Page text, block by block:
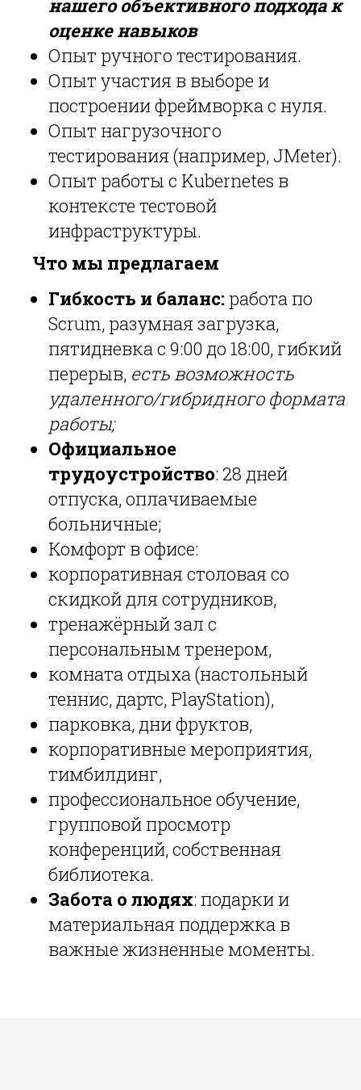
нашего объективного подхода к
оценке навыков
Опыт ручного тестирования.
Опыт участия в выборе и
построении фреймворка с нуля.
Опыт нагрузочного
тестирования (например, JMeter).
Опыт работы с Kubernetes в
контексте тестовой
инфраструктуры.
Что мы предлагаем
Гибкость и баланс: работа по
Scrum, разумная загрузка,
пятидневка с 9:00 до 18:00, гибкий
перерыв, есть возможность
удаленного/гибридного формата
работы;
Официальное
трудоустройство: 28 дней
отпуска, оплачиваемые
больничные;
Комфорт в офисе:
корпоративная столовая со
скидкой для сотрудников,
тренажёрный зал с
персональным тренером,
комната отдыха (настольный
теннис, дартс, PlayStation),
парковка, дни фруктов,
корпоративные мероприятия,
тимбилдинг,
профессиональное обучение,
групповой просмотр
конференций, собственная
библиотека.
Забота о людях: подарки и
материальная поддержка в
важные жизненные моменты.